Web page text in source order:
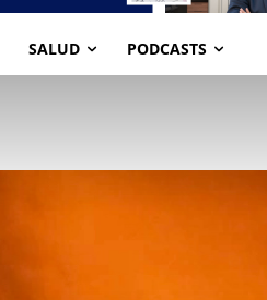
SALUD PODCASTS